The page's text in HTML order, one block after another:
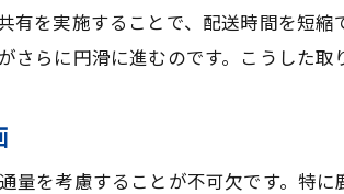
有を実施することで、配送時間を短
さらに円滑に進むのです。こうした取
量を考慮することが不可欠です。特